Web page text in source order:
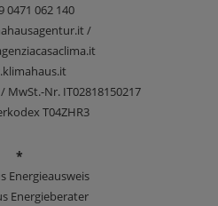
0471 062 140
/
MwSt.-Nr. IT02818150217
T04ZHR3
*
Energieausweis
Energieberater